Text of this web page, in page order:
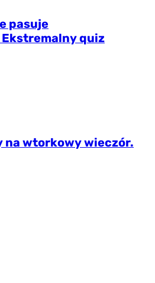
pasuje
quiz
na wtorkowy wieczór.